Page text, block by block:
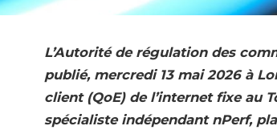
L’Autorité de régulation des
publié, mercredi 13 mai 2026 à
client (QoE) de l’internet fixe au
spécialiste indépendant nPerf,